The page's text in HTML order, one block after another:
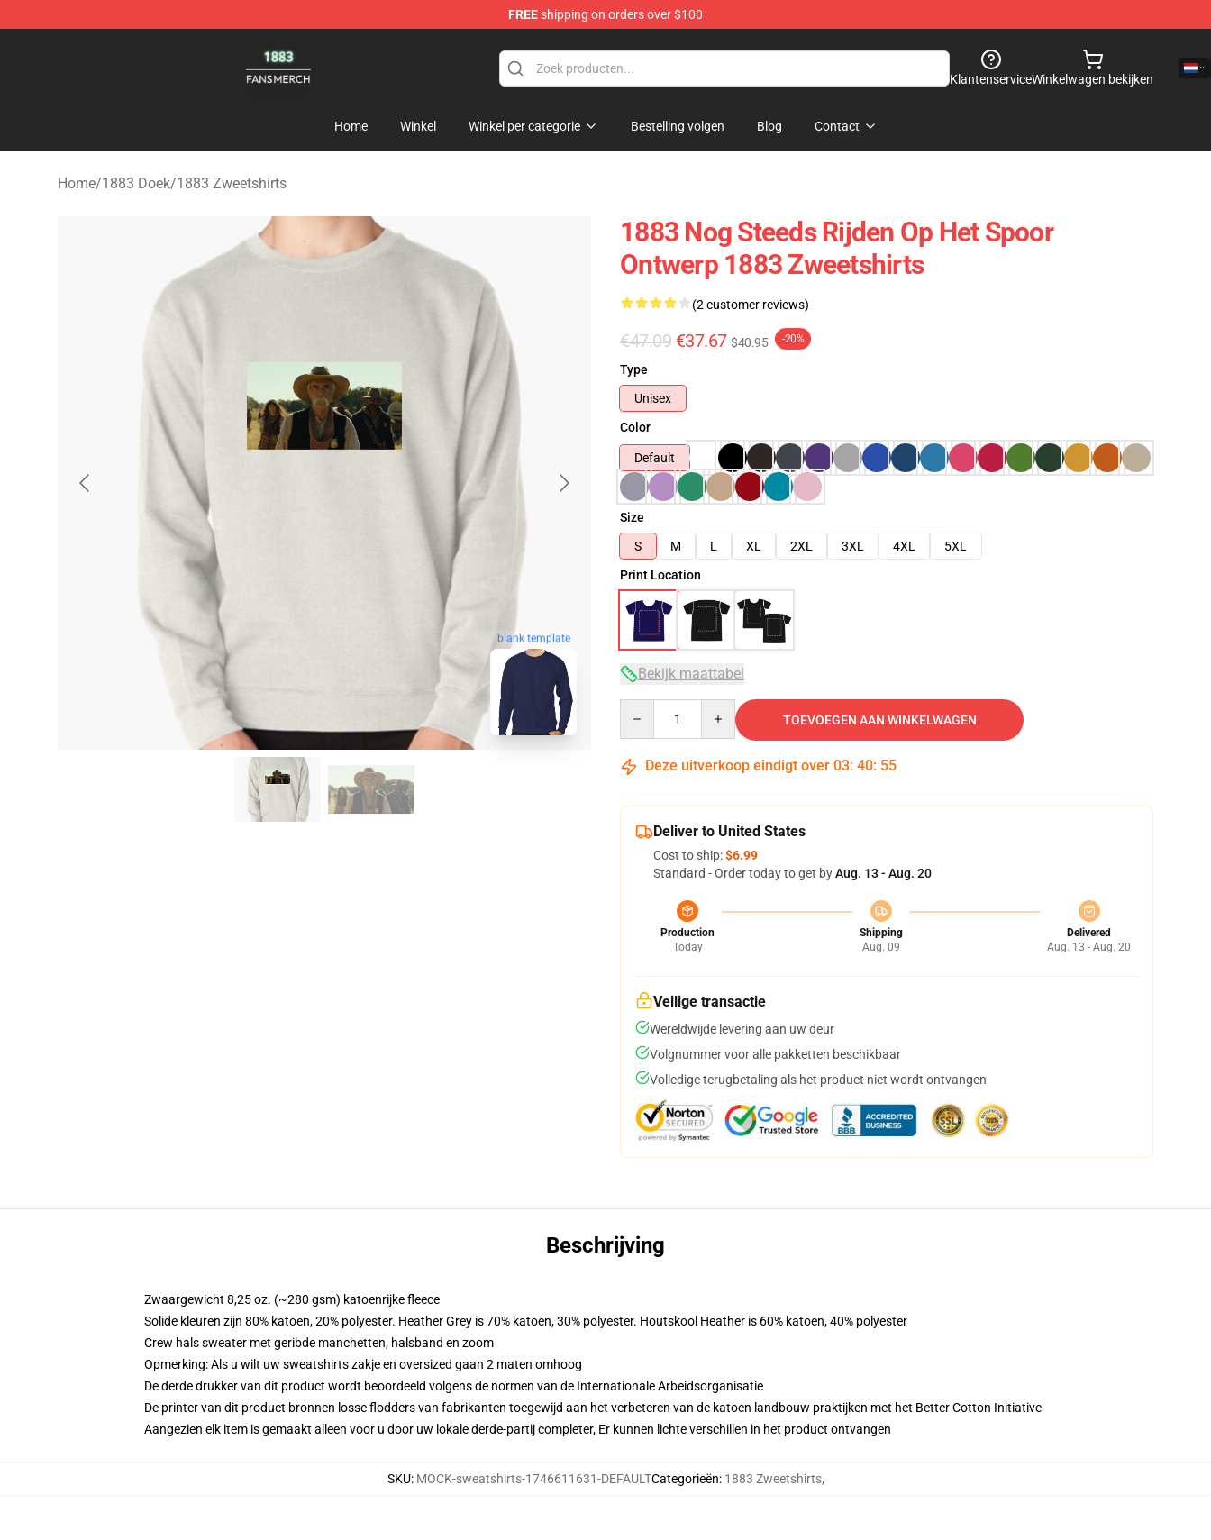
FREEshipping on orders over $100
KlantenserviceWinkelwagen bekijken
Home Winkel Winkel per categorie Bestelling volgen Blog Contact
Home/1883 Doek/1883 Zweetshirts
blank template
1883 Nog Steeds Rijden Op Het Spoor
Ontwerp 1883 Zweetshirts
(2 customer reviews)
€47.09 €37.67 $40.95 -20%
Type
Unisex
Color
Default
Size
S
M L XL 2XL 3XL 4XL
5XL
Print Location
Bekijk maattabel
TOEVOEGEN AAN WINKELWAGEN
Deze uitverkoop eindigt over 03: 40: 54
Deliver to United States
Cost to ship:$6.99
Standard - Order today to get byAug. 13 - Aug. 20
Production
Today
Shipping
Aug. 09
Delivered
Aug. 13 - Aug. 20
Veilige transactie
Wereldwijde levering aan uw deur
Volgnummer voor alle pakketten beschikbaar
Volledige terugbetaling als het product niet wordt ontvangen
Beschrijving
Zwaargewicht 8,25 oz. (~280 gsm) katoenrijke fleece
Solide kleuren zijn 80% katoen, 20% polyester. Heather Grey is 70% katoen, 30% polyester. Houtskool Heather is 60% katoen, 40% polyester
Crew hals sweater met geribde manchetten, halsband en zoom
Opmerking: Als u wilt uw sweatshirts zakje en oversized gaan 2 maten omhoog
De derde drukker van dit product wordt beoordeeld volgens de normen van de Internationale Arbeidsorganisatie
De printer van dit product bronnen losse flodders van fabrikanten toegewijd aan het verbeteren van de katoen landbouw praktijken met het Better Cotton Initiative
Aangezien elk item is gemaakt alleen voor u door uw lokale derde-partij completer, Er kunnen lichte verschillen in het product ontvangen
SKU: MOCK-sweatshirts-1746611631-DEFAULTCategorieën: 1883 Zweetshirts,